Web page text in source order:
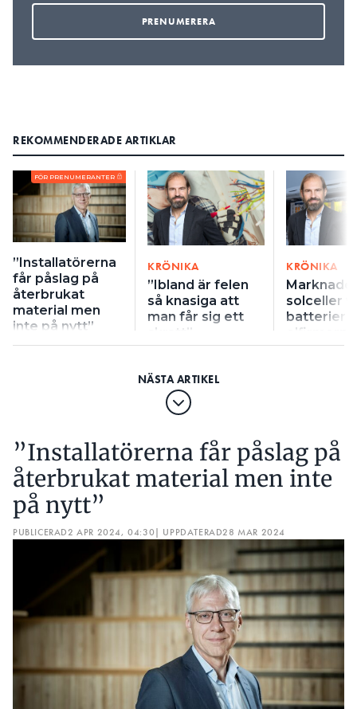
REKOMMENDERADE ARTIKLAR
FÖR PRENUMERANTER
”Installatörerna
får påslag på
återbrukat
material men
inte på nytt”
KRÖNIKA
”Ibland är felen
så knasiga att
man får sig ett
skratt”
KRÖNIKA
solceller
batterier
guld
”Installatörerna får påslag på
återbrukat material men inte
på nytt”
PUBLICERAD2 APR 2024, 04:30| UPPDATERAD28 MAR 2024